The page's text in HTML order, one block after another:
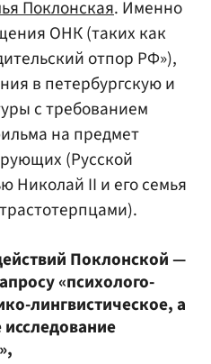
Поклонская. Именно
ОНК (таких как
отпор РФ»),
в петербургскую и
с требованием
на предмет
(Русской
Николай II и его семья
Поклонской —
«психолого-
лингвистическое, а